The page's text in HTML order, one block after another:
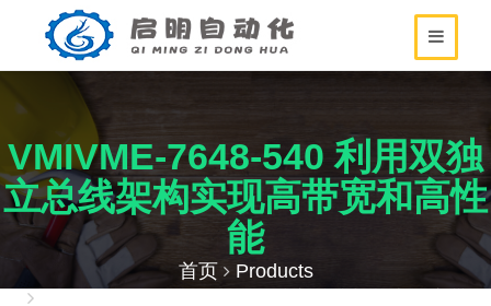
VMIVME-7648-540 利用双独
立总线架构实现高带宽和高性
能
首页
Products